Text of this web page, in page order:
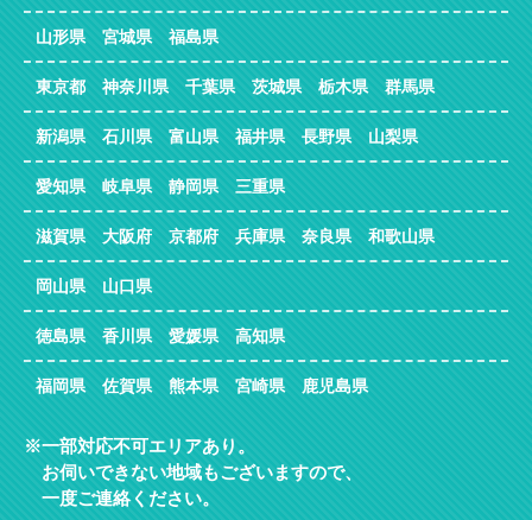
山形県 宮城県 福島県
東京都 神奈川県 千葉県 茨城県 栃木県 群馬県
新潟県 石川県 富山県 福井県 長野県 山梨県
愛知県 岐阜県 静岡県 三重県
滋賀県 大阪府 京都府 兵庫県 奈良県 和歌山県
岡山県 山口県
徳島県 香川県 愛媛県 高知県
福岡県 佐賀県 熊本県 宮崎県 鹿児島県
一部対応不可エリアあり。
お伺いできない地域もございますので、
一度ご連絡ください。